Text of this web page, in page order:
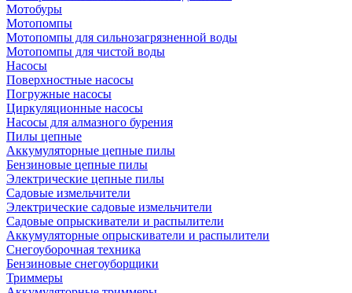
Мотобуры
Мотопомпы
Мотопомпы для сильнозагрязненной воды
Мотопомпы для чистой воды
Насосы
Поверхностные насосы
Погружные насосы
Циркуляционные насосы
Насосы для алмазного бурения
Пилы цепные
Аккумуляторные цепные пилы
Бензиновые цепные пилы
Электрические цепные пилы
Садовые измельчители
Электрические садовые измельчители
Садовые опрыскиватели и распылители
Аккумуляторные опрыскиватели и распылители
Снегоуборочная техника
Бензиновые снегоуборщики
Триммеры